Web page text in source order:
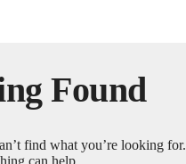
Found
find what you’re looking for.
can help.